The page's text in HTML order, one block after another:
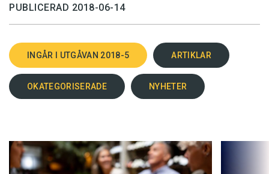
PUBLICERAD 2018-06-14
INGÅR I UTGÅVAN 2018-5 ARTIKLAR
OKATEGORISERADE NYHETER